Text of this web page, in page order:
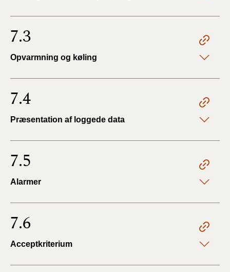
7.3
Opvarmning og køling
7.4
Præsentation af loggede data
7.5
Alarmer
7.6
Acceptkriterium